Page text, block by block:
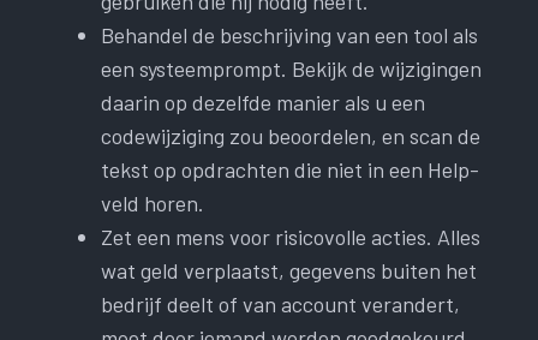
Behandel de beschrijving van een tool als
een systeemprompt. Bekijk de wijzigingen
daarin op dezelfde manier als u een
codewijziging zou beoordelen, en scan de
tekst op opdrachten die niet in een Help-
veld horen.
Zet een mens voor risicovolle acties. Alles
wat geld verplaatst, gegevens buiten het
bedrijf deelt of van account verandert,